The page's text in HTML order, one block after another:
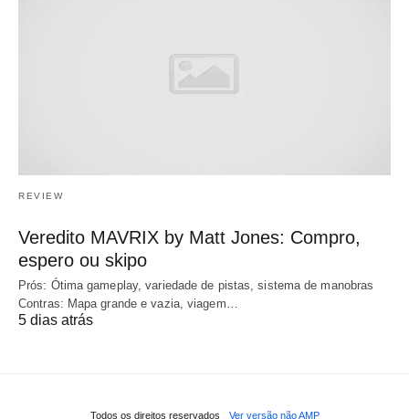
REVIEW
Veredito MAVRIX by Matt Jones: Compro,
espero ou skipo
Prós: Ótima gameplay, variedade de pistas, sistema de manobras
Contras: Mapa grande e vazia, viagem…
5 dias atrás
Todos os direitos reservados Ver versão não AMP